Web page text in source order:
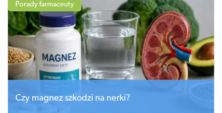
Porady farmaceuty
Czy magnez szkodzi na nerki?